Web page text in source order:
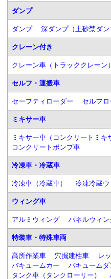
ダンプ
ダンプ 深ダンプ（土砂禁ダン
クレーン付き
クレーン車（トラッククレーン）
セルフ・運搬車
セーフティローダー セルフロ
ミキサー車
ミキサー車（コンクリートミキ
コンクリートポンプ車
冷凍車・冷蔵車
冷凍車（冷蔵車） 冷凍冷蔵
ウィング車
アルミウィング パネルウィン
特装車・特殊車両
高所作業車 穴掘建柱車 レ
バキュームカー
バキュームダ
タンク車（タンクローリー）